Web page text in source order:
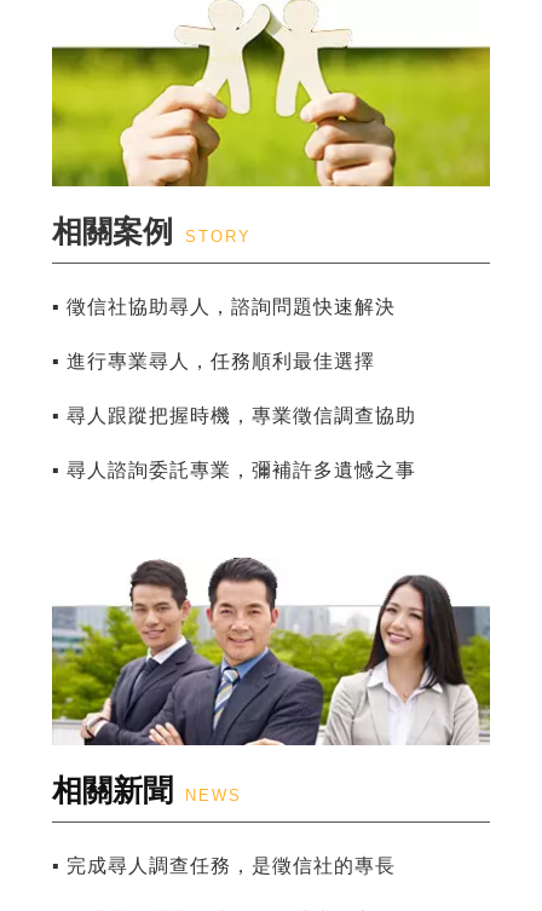
相關案例 STORY
▪ 徵信社協助尋人，諮詢問題快速解決
▪ 進行專業尋人，任務順利最佳選擇
▪ 尋人跟蹤把握時機，專業徵信調查協助
▪ 尋人諮詢委託專業，彌補許多遺憾之事
相關新聞 NEWS
▪ 完成尋人調查任務，是徵信社的專長